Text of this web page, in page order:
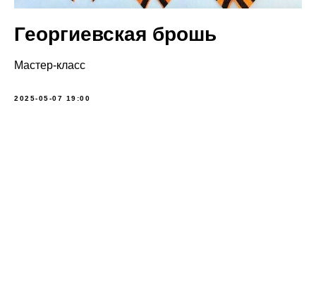
Георгиевская брошь
Мастер-класс
2025-05-07 19:00